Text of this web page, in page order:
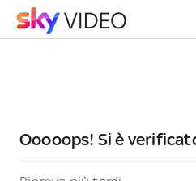
Ooooops! Si è